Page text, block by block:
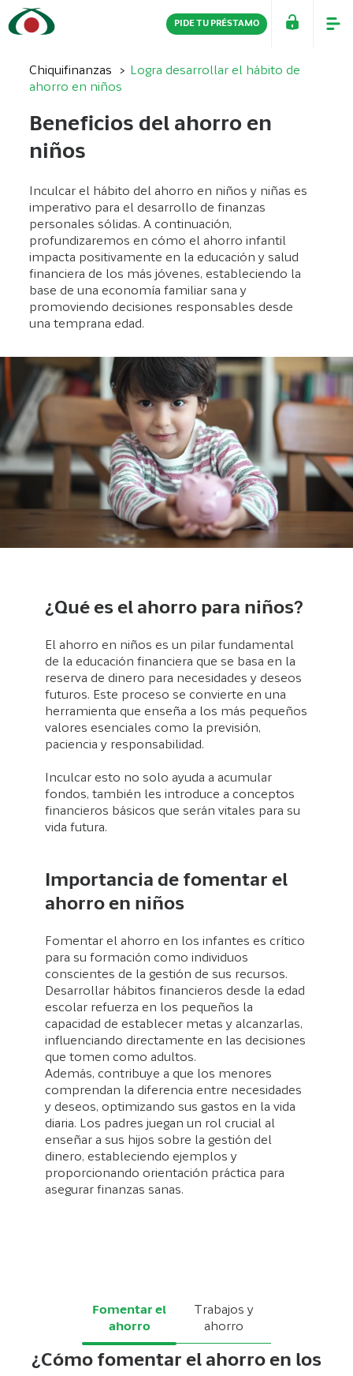
PIDE TU PRÉSTAMO
PERSONAS EMPRESAS
Chiquifinanzas
Logra desarrollar el hábito de
ahorro en niños
Beneficios del ahorro en
niños
Inculcar el hábito del ahorro en niños y niñas es
imperativo para el desarrollo de finanzas
personales sólidas. A continuación,
profundizaremos en cómo el ahorro infantil
impacta positivamente en la educación y salud
financiera de los más jóvenes, estableciendo la
base de una economía familiar sana y
promoviendo decisiones responsables desde
una temprana edad.
¿Qué es el ahorro para niños?
El ahorro en niños es un pilar fundamental
de la educación financiera que se basa en la
reserva de dinero para necesidades y deseos
futuros. Este proceso se convierte en una
herramienta que enseña a los más pequeños
valores esenciales como la previsión,
paciencia y responsabilidad.
Inculcar esto no solo ayuda a acumular
fondos, también les introduce a conceptos
financieros básicos que serán vitales para su
vida futura.
Importancia de fomentar el
ahorro en niños
Fomentar el ahorro en los infantes es crítico
para su formación como individuos
conscientes de la gestión de sus recursos.
Desarrollar hábitos financieros desde la edad
escolar refuerza en los pequeños la
capacidad de establecer metas y alcanzarlas,
influenciando directamente en las decisiones
que tomen como adultos.
Además, contribuye a que los menores
comprendan la diferencia entre necesidades
y deseos, optimizando sus gastos en la vida
diaria. Los padres juegan un rol crucial al
enseñar a sus hijos sobre la gestión del
dinero, estableciendo ejemplos y
proporcionando orientación práctica para
asegurar finanzas sanas.
Fomentar el
ahorro
Trabajos y
ahorro
¿Cómo fomentar el ahorro en los